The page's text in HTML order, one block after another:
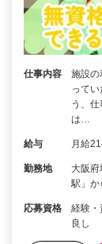
仕事内容
施設の
って
う、
は…
給与 月給
勤務地
大阪
駅」
応募資格
経験
良し